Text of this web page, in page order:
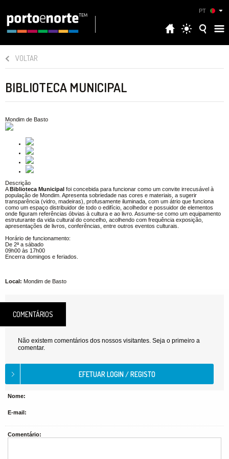
PT
VOLTAR
BIBLIOTECA MUNICIPAL
Mondim de Basto
Descrição
ABiblioteca Municipal foi concebida para funcionar como um convite irrecusável à
população de Mondim. Apresenta sobriedade nas cores e materiais, a sugerir
transparência (vidro, madeiras), profusamente iluminada, com um átrio que funciona
como um espaço distribuidor de todo o edifício, acolhedor e possuidor de elementos
onde figuram referências óbvias à cultura e ao livro. Assume-se como um equipamento
estruturante da vida cultural do concelho, acolhendo com frequência exposição,
apresentações de livros, conferências, entre outros eventos culturais.
Horário de funcionamento:
De 2ª a sábado
09h00 às 17h00
Encerra domingos e feriados.
Local: Mondim de Basto
COMENTÁRIOS
Não existem comentários dos nossos visitantes. Seja o primeiro a
comentar.
Nome:
E-mail:
Comentário: